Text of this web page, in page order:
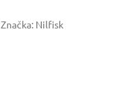
Značka: Nilfisk